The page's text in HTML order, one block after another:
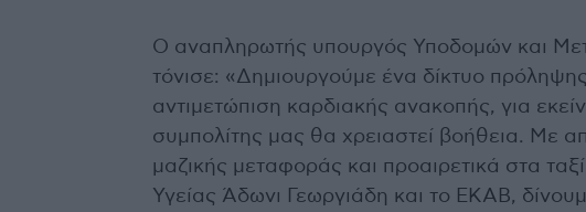
Ο αναπληρωτής υπουργός Υποδομών και
τόνισε: «Δημιουργούμε ένα δίκτυο
αντιμετώπιση καρδιακής ανακοπής, για
συμπολίτης μας θα χρειαστεί βοήθεια. Με
μαζικής μεταφοράς και προαιρετικά στα
Υγείας Άδωνι Γεωργιάδη και το ΕΚΑΒ,